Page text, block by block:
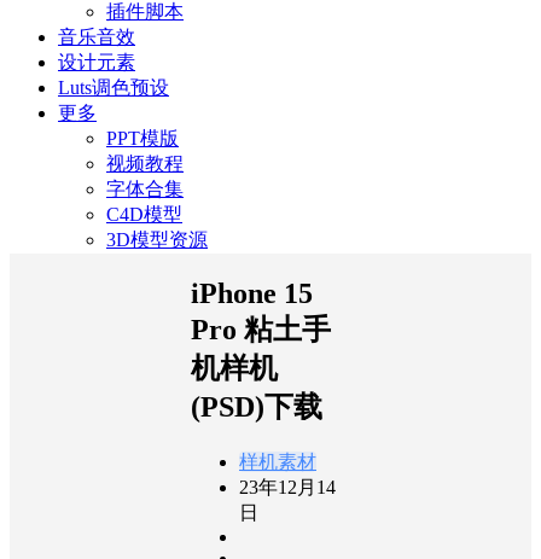
插件脚本
音乐音效
设计元素
Luts调色预设
更多
PPT模版
视频教程
字体合集
C4D模型
3D模型资源
iPhone 15
Pro 粘土手
机样机
(PSD)下载
样机素材
23年12月14
日